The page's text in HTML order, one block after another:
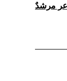
مرشدٌ